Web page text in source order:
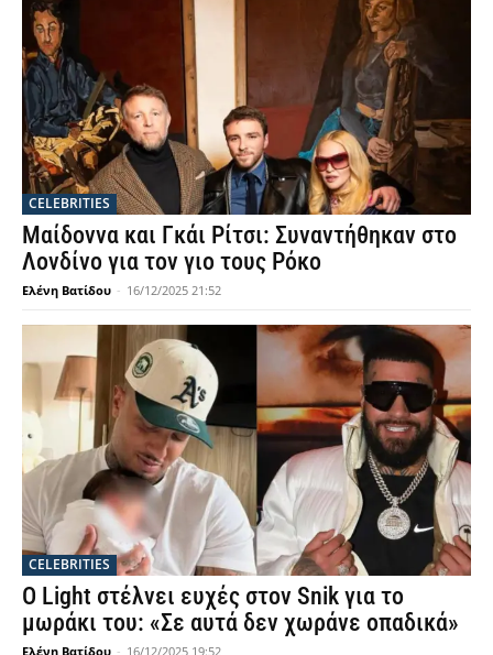
CELEBRITIES
Μαίδοννα και Γκάι Ρίτσι: Συναντήθηκαν στο
Λονδίνο για τον γιο τους Ρόκο
Ελένη Βατίδου - 16/12/2025 21:52
CELEBRITIES
Ο Light στέλνει ευχές στον Snik για το
μωράκι του: «Σε αυτά δεν χωράνε οπαδικά»
Ελένη Βατίδου - 16/12/2025 19:52